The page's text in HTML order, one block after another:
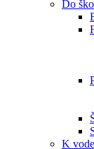
Do
K